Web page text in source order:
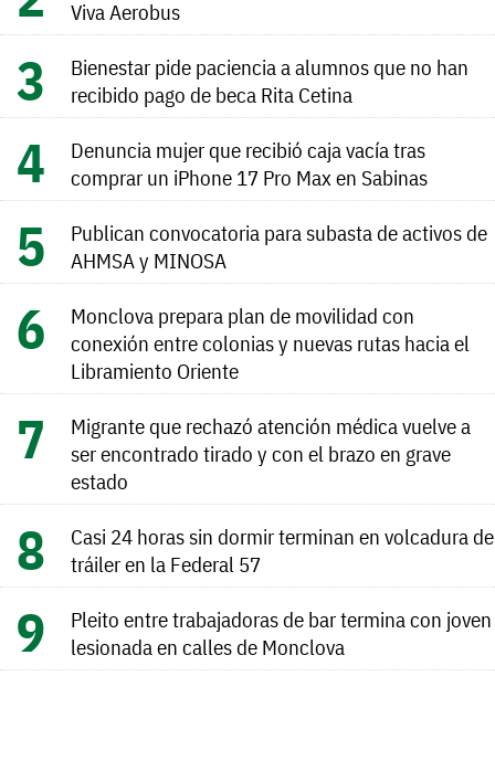
Viva Aerobus
Bienestar pide paciencia a alumnos que no han
recibido pago de beca Rita Cetina
Denuncia mujer que recibió caja vacía tras
comprar un iPhone 17 Pro Max en Sabinas
Publican convocatoria para subasta de activos de
AHMSA y MINOSA
Monclova prepara plan de movilidad con
conexión entre colonias y nuevas rutas hacia el
Libramiento Oriente
Migrante que rechazó atención médica vuelve a
ser encontrado tirado y con el brazo en grave
estado
Casi 24 horas sin dormir terminan en volcadura de
tráiler en la Federal 57
Pleito entre trabajadoras de bar termina con joven
lesionada en calles de Monclova